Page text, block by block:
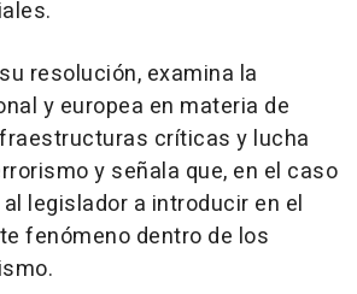
resolución, examina la
y europea en materia de
críticas y lucha
y señala que, en el caso
legislador a introducir en el
fenómeno dentro de los